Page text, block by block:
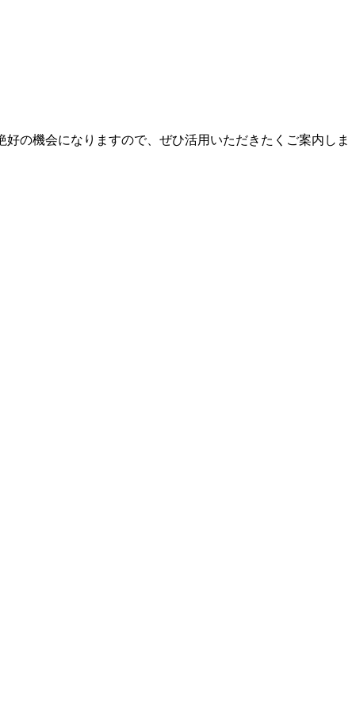
の機会になりますので、ぜひ活用いただきたくご案内しま